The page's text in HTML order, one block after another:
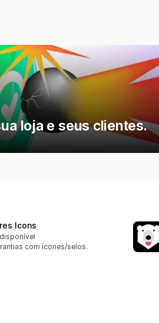
loja e seus clientes.
Icons
com ícones/selos.